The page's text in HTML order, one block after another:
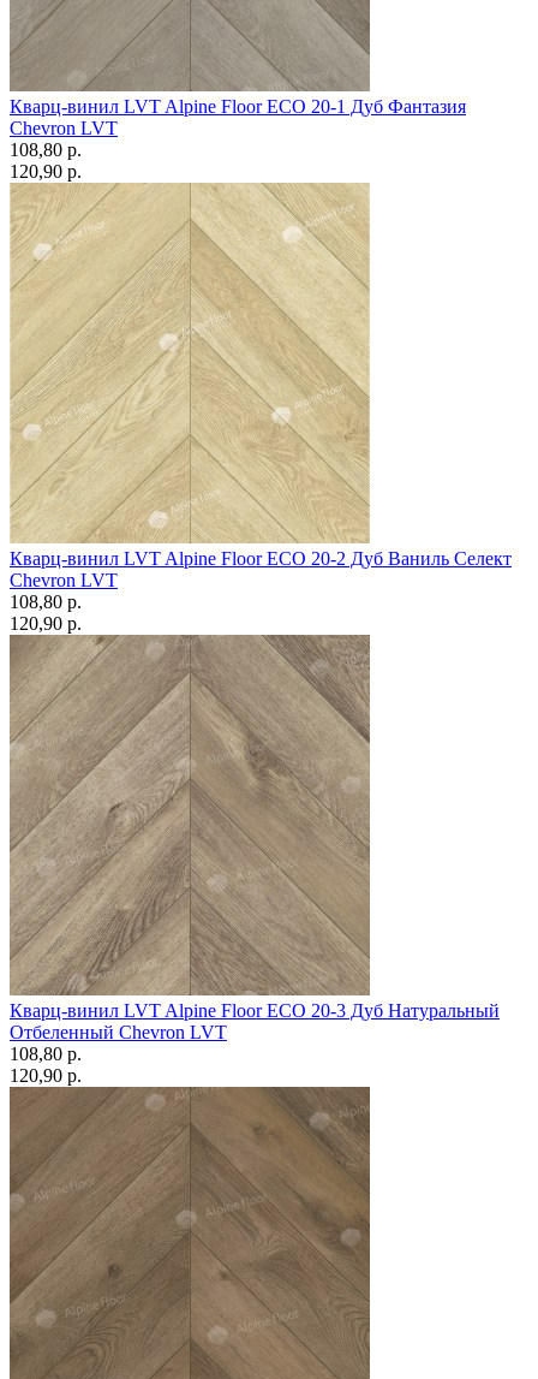
Кварц-винил LVT Alpine Floor ECO 20-1 Дуб Фантазия
Chevron LVT
108,80 p.
120,90 p.
Кварц-винил LVT Alpine Floor ECO 20-2 Дуб Ваниль Селект
Chevron LVT
108,80 p.
120,90 p.
Кварц-винил LVT Alpine Floor ECO 20-3 Дуб Натуральный
Отбеленный Chevron LVT
108,80 p.
120,90 p.